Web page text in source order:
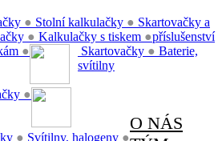
● Stolní kalkulačky ●
● Kalkulačky s tiskem ●
●
Skartovačky a
příslušenství
Skartovačky ●
●
Baterie,
svítilny
● Svítilny, halogeny ●
O NÁS